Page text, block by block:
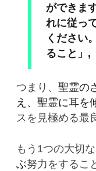
ができま
れに従っ
ください
ること」,
つまり、 聖霊の
え、聖霊に耳を
スを見極める最
もう1つの大切
ぶ努力をするこ